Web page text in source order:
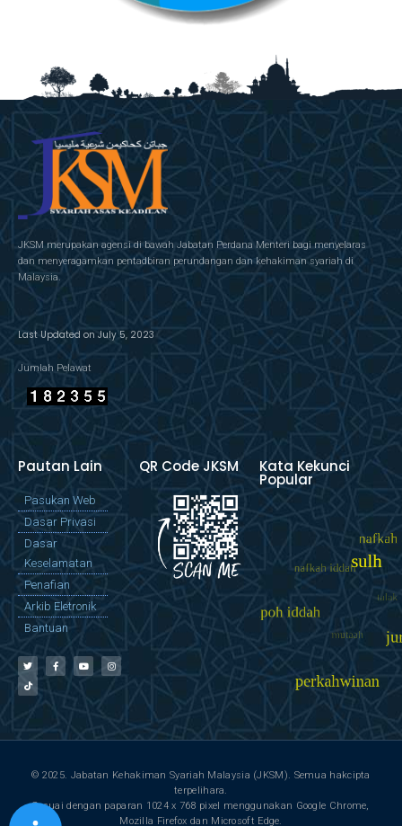
JKSM merupakan agensi di bawah Jabatan Perdana Menteri bagi menyelaras
dan menyeragamkan pentadbiran perundangan dan kehakiman syariah di
Malaysia.
Last Updated on July 5, 2023
Jumlah Pelawat
Pautan Lain
Pasukan Web
Dasar Privasi
Dasar
Keselamatan
Penafian
Arkib Eletronik
Bantuan
QR Code JKSM Kata Kekunci
Popular
© 2025. Jabatan Kehakiman Syariah Malaysia (JKSM). Semua hakcipta
terpelihara.
Sesuai dengan paparan 1024 x 768 pixel menggunakan Google Chrome,
Mozilla Firefox dan Microsoft Edge.